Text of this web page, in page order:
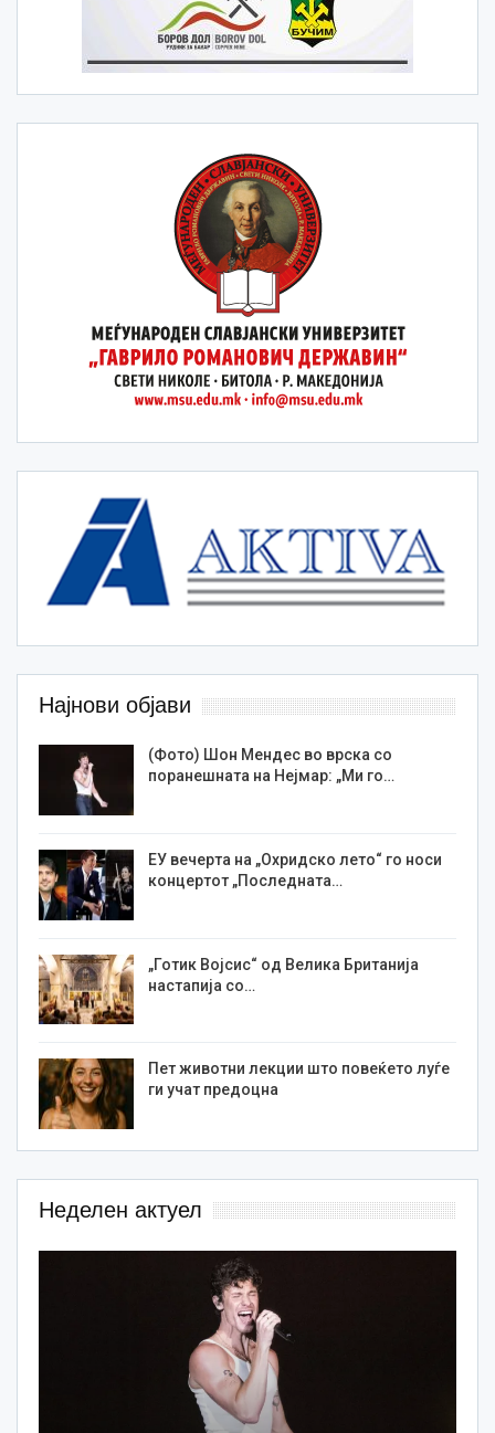
Најнови објави
(Фото) Шон Мендес во врска со
поранешната на Нејмар: „Ми го…
ЕУ вечерта на „Охридско лето“ го носи
концертот „Последната…
„Готик Војсис“ од Велика Британија
настапија со…
Пет животни лекции што повеќето луѓе
ги учат предоцна
Неделен актуел